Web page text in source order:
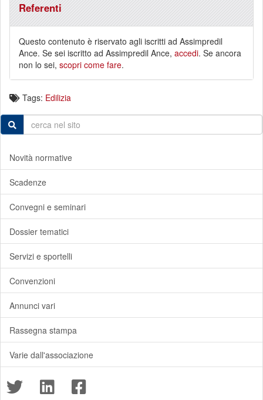
Referenti
Questo contenuto è riservato agli iscritti ad Assimpredil
Ance. Se sei iscritto ad Assimpredil Ance, accedi. Se ancora
non lo sei, scopri come fare.
Tags: Edilizia
Novità normative
Scadenze
Convegni e seminari
Dossier tematici
Servizi e sportelli
Convenzioni
Annunci vari
Rassegna stampa
Varie dall'associazione